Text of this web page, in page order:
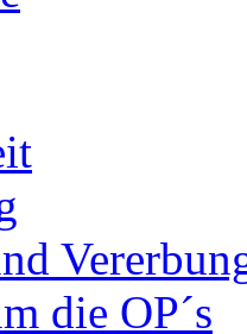
die OP´s